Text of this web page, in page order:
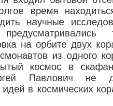
время
научные
на орбите двух
из одного
космос в
Павлович не
в космических